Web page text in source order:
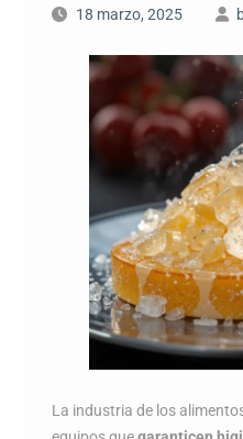
18 marzo, 2025
La industria de los